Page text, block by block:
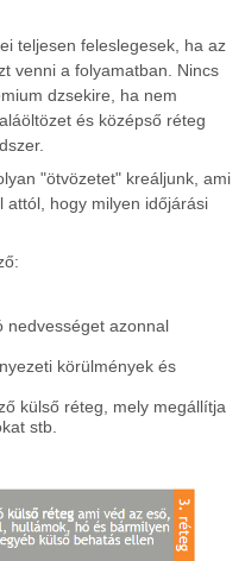
teljesen feleslegesek, ha az
venni a folyamatban. Nincs
dzsekire, ha nem
és középső réteg
"ötvözetet" kreáljunk, ami
attól, hogy milyen időjárási
nedvességet azonnal
körülmények és
külső réteg, mely megállítja
stb.